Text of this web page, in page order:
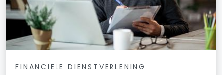
FINANCIELE DIENSTVERLENING